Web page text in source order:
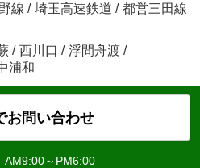
線 / 埼玉高速鉄道 / 都営三田線
/ 西川口 / 浮間舟渡 /
浦和
お問い合わせ
AM9:00～PM6:00